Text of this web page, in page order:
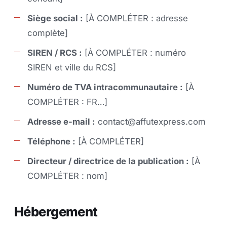
Siège social : [À COMPLÉTER : adresse
complète]
SIREN / RCS : [À COMPLÉTER : numéro
SIREN et ville du RCS]
Numéro de TVA intracommunautaire : [À
COMPLÉTER : FR…]
Adresse e-mail : contact@affutexpress.com
Téléphone : [À COMPLÉTER]
Directeur / directrice de la publication : [À
COMPLÉTER : nom]
Hébergement